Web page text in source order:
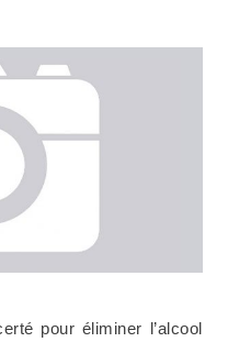
pour éliminer l’alcool